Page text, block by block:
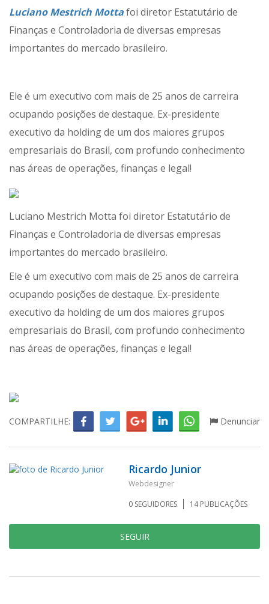
Luciano Mestrich Mottafoi diretor Estatutário de
Finanças e Controladoria de diversas empresas
importantes do mercado brasileiro.
Ele é um executivo com mais de 25 anos de carreira
ocupando posições de destaque. Ex-presidente
executivo da holding de um dos maiores grupos
empresariais do Brasil, com profundo conhecimento
nas áreas de operações, finanças e legal!
Luciano Mestrich Motta foi diretor Estatutário de
Finanças e Controladoria de diversas empresas
importantes do mercado brasileiro.
Ele é um executivo com mais de 25 anos de carreira
ocupando posições de destaque. Ex-presidente
executivo da holding de um dos maiores grupos
empresariais do Brasil, com profundo conhecimento
nas áreas de operações, finanças e legal!
COMPARTILHE: Denunciar
Ricardo Junior
Webdesigner
0 SEGUIDORES 14PUBLICAÇÕES
SEGUIR